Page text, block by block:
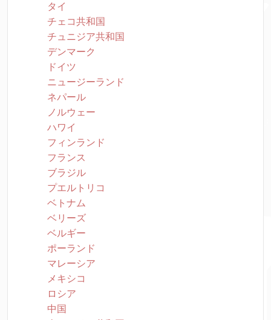
タイ
チェコ共和国
チュニジア共和国
デンマーク
ドイツ
ニュージーランド
ネパール
ノルウェー
ハワイ
フィンランド
フランス
ブラジル
プエルトリコ
ベトナム
ベリーズ
ベルギー
ポーランド
マレーシア
メキシコ
ロシア
中国